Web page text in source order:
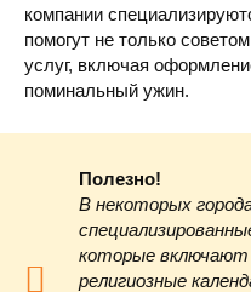
компании
помогут не только
услуг, включая
поминальный ужин.
Полезно!
В некоторых
которые включают
религиозные